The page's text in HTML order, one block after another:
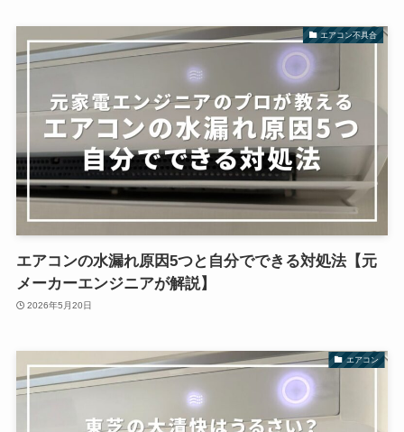
エアコン不具合
エアコンの水漏れ原因5つと自分でできる対処法【元
メーカーエンジニアが解説】
2026年5月20日
エアコン